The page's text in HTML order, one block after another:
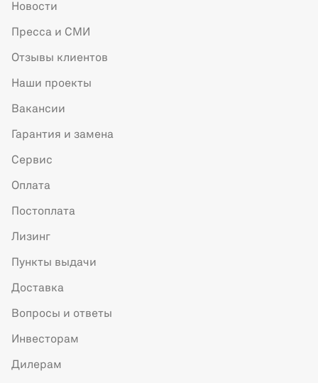
Новости
Пресса и СМИ
Отзывы клиентов
Наши проекты
Вакансии
Гарантия и замена
Сервис
Оплата
Постоплата
Лизинг
Пункты выдачи
Доставка
Вопросы и ответы
Инвесторам
Дилерам